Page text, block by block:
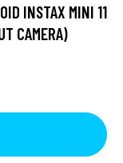
INSTAX MINI 11
CAMERA)